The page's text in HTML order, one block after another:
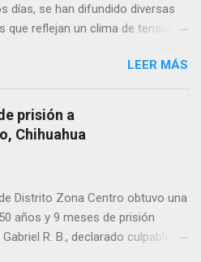
días, se han difundido diversas
que reflejan un clima de tensión
sobre presuntas irregularidades
de la Fiscalía General de
así como manifestaciones de
rechazo a la Ley de Agua. Ayer,
organizada por la
Chávez, se registraron
la legisladora y del senador Adán
acompañadas de mensajes de
En este contexto de alta
LEER MÁS
prisión a
Chihuahua
Distrito Zona Centro obtuvo una
años y 9 meses de prisión
R. B., declarado culpable